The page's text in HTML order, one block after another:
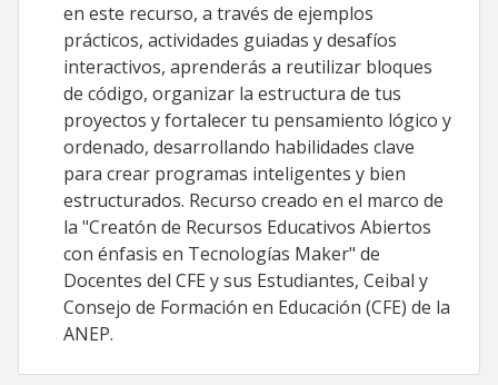
en este recurso, a través de ejemplos
prácticos, actividades guiadas y desafíos
interactivos, aprenderás a reutilizar bloques
de código, organizar la estructura de tus
proyectos y fortalecer tu pensamiento lógico y
ordenado, desarrollando habilidades clave
para crear programas inteligentes y bien
estructurados. Recurso creado en el marco de
la "Creatón de Recursos Educativos Abiertos
con énfasis en Tecnologías Maker" de
Docentes del CFE y sus Estudiantes, Ceibal y
Consejo de Formación en Educación (CFE) de la
ANEP.